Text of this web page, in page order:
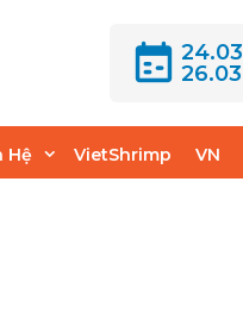
24.03
26.03
Hệ VietShrimp VN